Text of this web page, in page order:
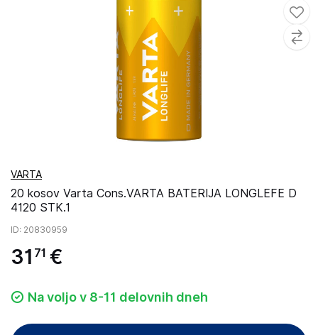
VARTA
20 kosov Varta Cons.VARTA BATERIJA LONGLEFE D
4120 STK.1
ID: 20830959
31 71 €
Na voljo v 8-11 delovnih dneh